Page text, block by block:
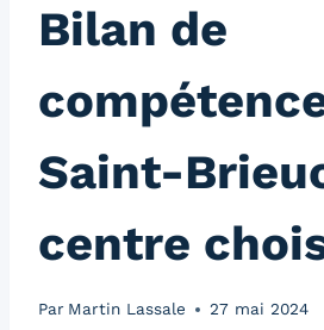
Bilan de
Saint-
centre
Par Martin Lassale 27 mai 2024